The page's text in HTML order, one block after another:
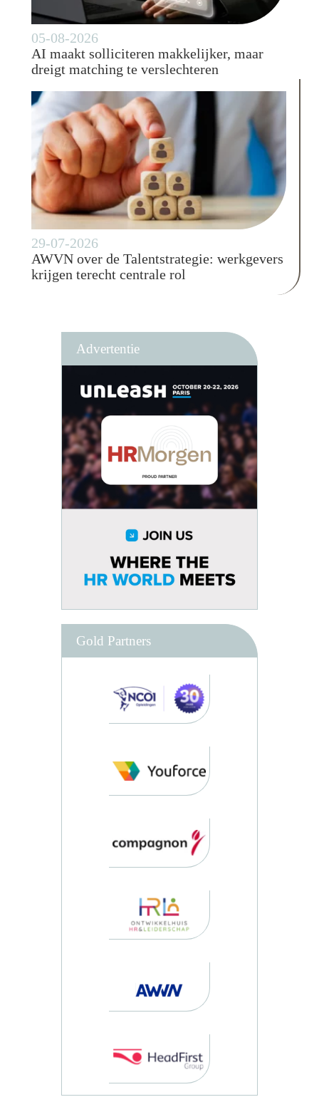
05-08-2026
AI maakt solliciteren makkelijker, maar
dreigt matching te verslechteren
29-07-2026
AWVN over de Talentstrategie: werkgevers
krijgen terecht centrale rol
Advertentie
Gold Partners